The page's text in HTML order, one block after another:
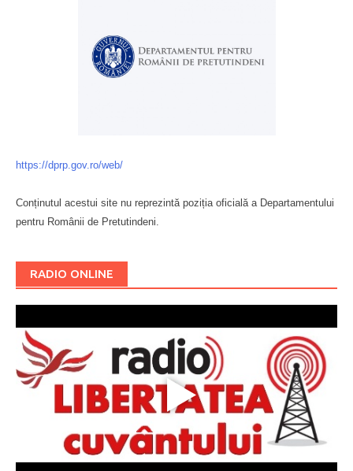
https://dprp.gov.ro/web/
Conținutul acestui site nu reprezintă poziția oficială a Departamentului
pentru Românii de Pretutindeni.
RADIO ONLINE